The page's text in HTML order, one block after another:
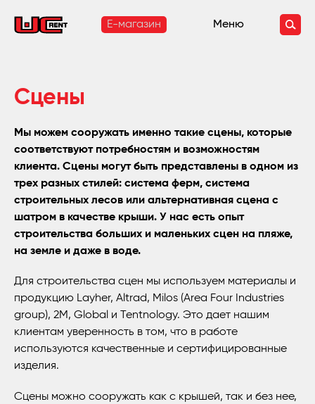
E-магазин Меню
Сцены
Мы можем сооружать именно такие сцены, которые
соответствуют потребностям и возможностям
клиента. Сцены могут быть представлены в одном из
трех разных стилей: система ферм, система
строительных лесов или альтернативная сцена с
шатром в качестве крыши. У нас есть опыт
строительства больших и маленьких сцен на пляже,
на земле и даже в воде.
Для строительства сцен мы используем материалы и
продукцию Layher, Altrad, Milos (Area Four Industries
group), 2M, Global и Tentnology. Это дает нашим
клиентам уверенность в том, что в работе
используются качественные и сертифицированные
изделия.
Сцены можно сооружать как с крышей, так и без нее,